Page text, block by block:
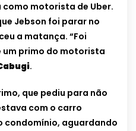
motorista de Uber.
Jebson foi parar no
a matança. “Foi
um primo do motorista
.
que pediu para não
com o carro
condomínio, aguardando